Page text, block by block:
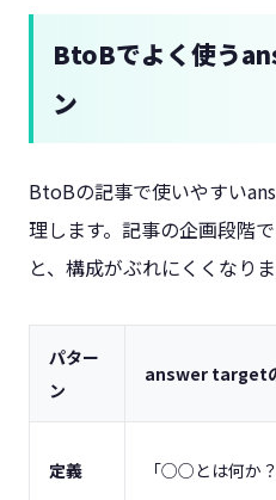
BtoBでよく使う
ン
BtoBの記事で使いやすい
理します。記事の企画段階
と、構成がぶれにくくなりま
パター
ン
answer target
定義 「○○とは何か？